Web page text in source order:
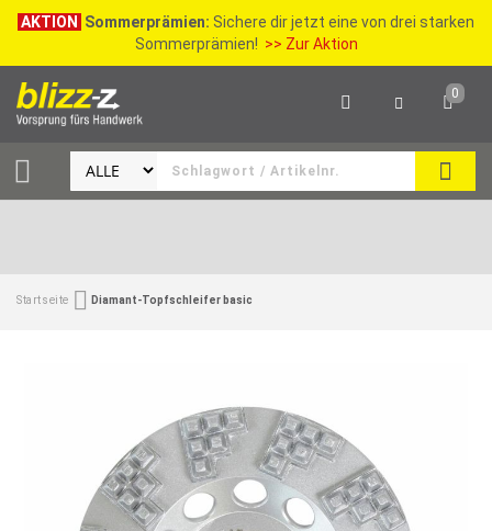
AKTION Sommerprämien: Sichere dir jetzt eine von drei starken
Sommerprämien! >> Zur Aktion
0
Startseite Diamant-Topfschleifer basic